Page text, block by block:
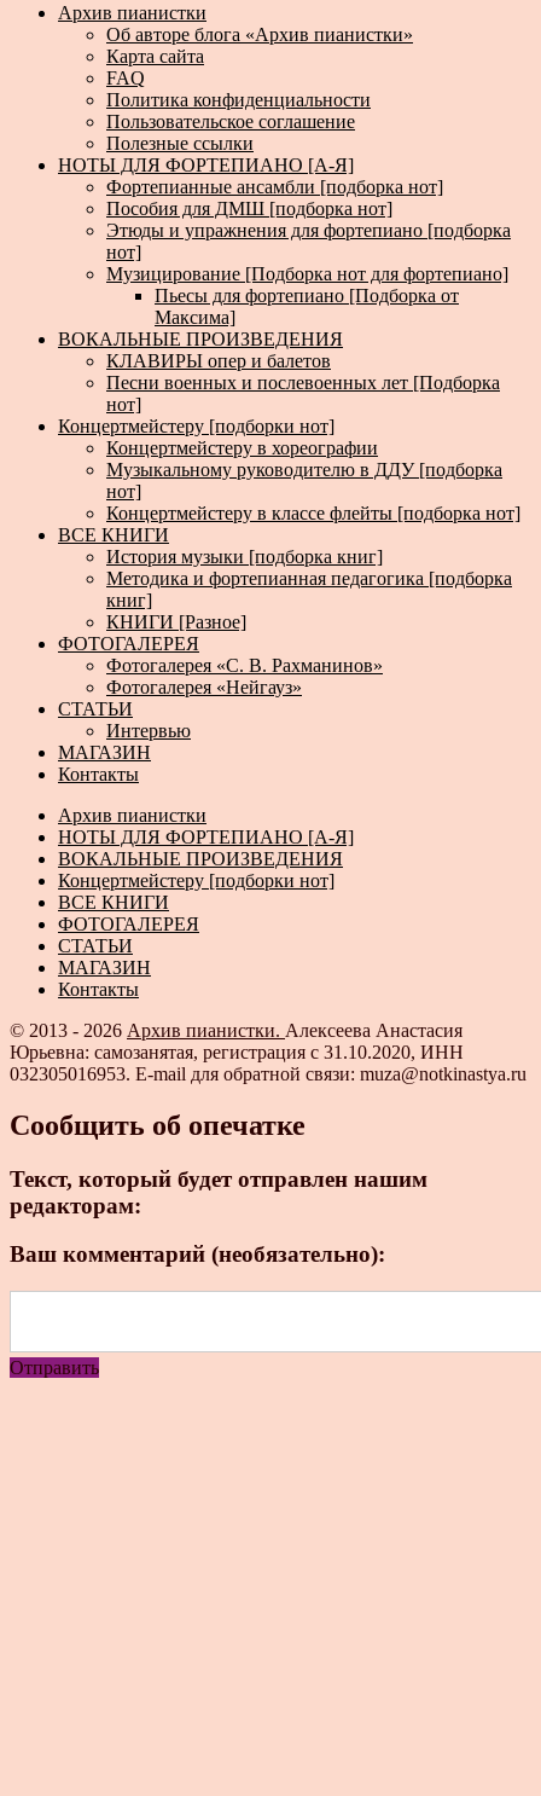
Архив пианистки
Об авторе блога «Архив пианистки»
Карта сайта
FAQ
Политика конфиденциальности
Пользовательское соглашение
Полезные ссылки
НОТЫ ДЛЯ ФОРТЕПИАНО [А-Я]
Фортепианные ансамбли [подборка нот]
Пособия для ДМШ [подборка нот]
Этюды и упражнения для фортепиано [подборка
нот]
Музицирование [Подборка нот для фортепиано]
Пьесы для фортепиано [Подборка от
Максима]
ВОКАЛЬНЫЕ ПРОИЗВЕДЕНИЯ
КЛАВИРЫ опер и балетов
Песни военных и послевоенных лет [Подборка
нот]
Концертмейстеру [подборки нот]
Концертмейстеру в хореографии
Музыкальному руководителю в ДДУ [подборка
нот]
Концертмейстеру в классе флейты [подборка нот]
ВСЕ КНИГИ
История музыки [подборка книг]
Методика и фортепианная педагогика [подборка
книг]
КНИГИ [Разное]
ФОТОГАЛЕРЕЯ
Фотогалерея «С. В. Рахманинов»
Фотогалерея «Нейгауз»
СТАТЬИ
Интервью
МАГАЗИН
Контакты
Архив пианистки
НОТЫ ДЛЯ ФОРТЕПИАНО [А-Я]
ВОКАЛЬНЫЕ ПРОИЗВЕДЕНИЯ
Концертмейстеру [подборки нот]
ВСЕ КНИГИ
ФОТОГАЛЕРЕЯ
СТАТЬИ
МАГАЗИН
Контакты
© 2013 - 2026 Архив пианистки. Алексеева Анастасия
Юрьевна: самозанятая, регистрация с 31.10.2020, ИНН
032305016953. E-mail для обратной связи: muza@notkinastya.ru
Сообщить об опечатке
Текст, который будет отправлен нашим
редакторам:
Ваш комментарий (необязательно):
Отправить